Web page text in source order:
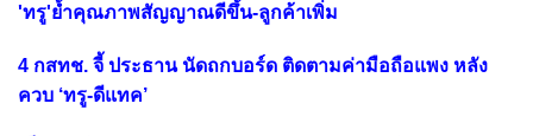
'ทรู'ย้ำคุณภาพสัญญาณดีขึ้น-ลูกค้าเพิ่ม
4 กสทช. จี้ ประธาน นัดถกบอร์ด ติดตามค่ามือถือแพง หลัง
ควบ ‘ทรู-ดีแทค’